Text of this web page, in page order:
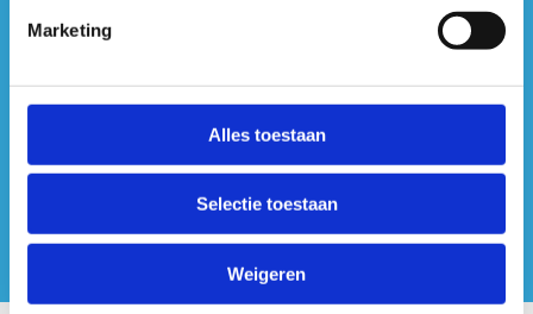
Marketing
Alles toestaan
Selectie toestaan
Weigeren
#sportersbelevenmeer
ook op sociale media